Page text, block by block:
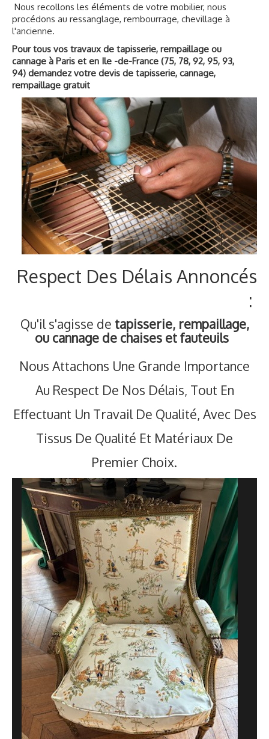
Nous recollons les éléments de votre mobilier, nous
procédons au ressanglage, rembourrage, chevillage à
l'ancienne.
Pour tous vos travaux de tapisserie, rempaillage ou
cannage à Paris et en Ile -de-France (75, 78, 92, 95, 93,
94) demandez votre devis de tapisserie, cannage,
rempaillage gratuit
Respect Des Délais Annoncés
:
Qu'il s'agisse de tapisserie, rempaillage,
ou cannage de chaises et fauteuils
Nous Attachons Une Grande Importance
Au Respect De Nos Délais, Tout En
Effectuant Un Travail De Qualité, Avec Des
Tissus De Qualité Et Matériaux De
Premier Choix.